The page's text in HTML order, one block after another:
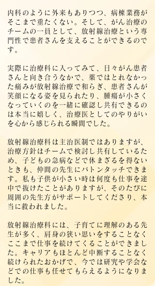
内科のように外来もありつつ、病棟業務が
そこまで重たくない。そして、がん治療の
チームの一員として、放射線治療という専
門性で患者さんを支えることができるので
す。
実際に治療科に入ってみて、日々がん患者
さんと向き合うなかで、薬ではとれなかっ
た痛みが放射線治療で和らぎ、患者さんが
笑顔になる姿を見られたり、腫瘍が小さく
なっていくのを一緒に確認し共有できるの
は本当に嬉しく、治療医としてのやりがい
を心から感じられる瞬間でした。
放射線治療科は主治医制ではありますが、
治療方針はチームで検討し共有しているた
め、子どもの急病などで休まざるを得ない
ときも、仲間の先生にバトンタッチできま
す。私も子供が小さい時は何度も仕事を途
中で抜けたことがありますが、そのたびに
周囲の先生方がサポートしてくださり、本
当に救われました。
放射線治療科には、子育てに理解のある先
生が多く、肩身の狭い思いをすることなく
ここまで仕事を続けてくることができまし
た。キャリアもほとんど中断することなく
続けられたおかげで、今では研究や学会な
どでの仕事も任せてもらえるようになりま
した。